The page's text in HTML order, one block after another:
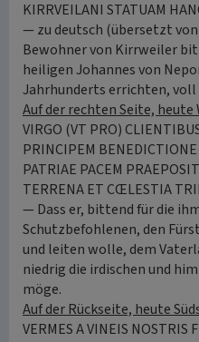
KIRRVEILANI STATUAM
— zu deutsch (übersetzt
Bewohner von Kirrweiler
heiligen Johannes von
Jahrhunderts errichten,
Auf der rechten Seite, heute
VIRGO (VT PRO)
PRINCIPEM BENEDICTIONE
PATRIAE PACEM
TERRENA ET CŒLESTIA
— Dass er, bittend für die
Schutzbefohlenen, den
und leiten wolle, dem
niedrig die irdischen und
möge.
Auf der Rückseite, heute
VERMES A VINEIS NOSTRIS